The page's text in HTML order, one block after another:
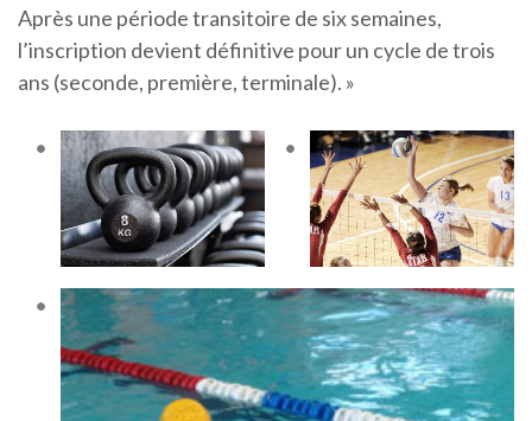
Après une période transitoire de six semaines,
l’inscription devient définitive pour un cycle de trois
ans (seconde, première, terminale). »